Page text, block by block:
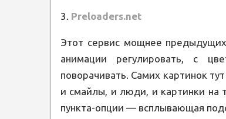
3. Preloaders.net
Этот сервис мощнее
анимации регулировать, с
поворачивать. Самих картинок
и смайлы, и люди, и картинки на
пункта-опции — всплывающая